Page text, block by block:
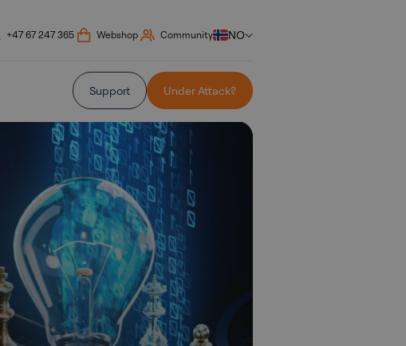
+47 67 247 365 Webshop Community NO
Support Under Attack?